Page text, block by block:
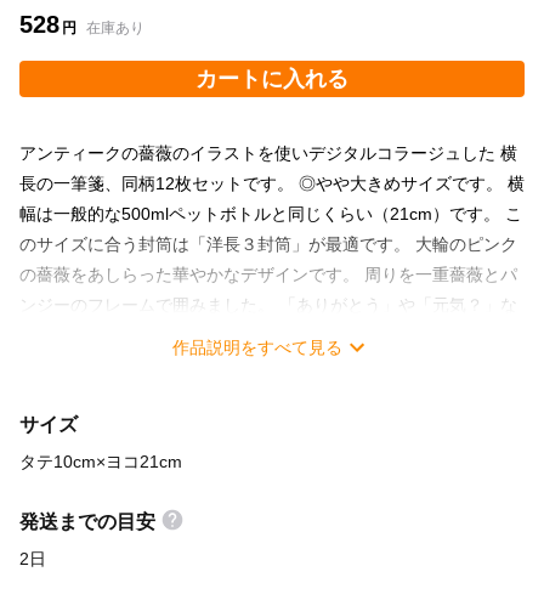
528 円 在庫あり
カートに入れる
アンティークの薔薇のイラストを使いデジタルコラージュした 横
長の一筆箋、同柄12枚セットです。 ◎やや大きめサイズです。 横
幅は一般的な500mlペットボトルと同じくらい（21cm）です。 こ
のサイズに合う封筒は「洋長３封筒」が最適です。 大輪のピンク
の薔薇をあしらった華やかなデザインです。 周りを一重薔薇とパ
ンジーのフレームで囲みました。 「ありがとう」や「元気？」な
どのちょっとした気持ちを たまに手書きの文字で伝えてみるなん
作品説明をすべて見る
サイズ
タテ10cm×ヨコ21cm
発送までの目安
2日